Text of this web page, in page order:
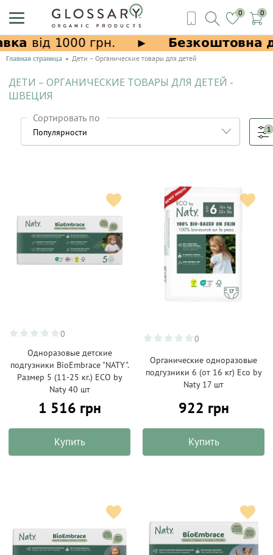
0 0
Главная страница Дети – Органические товары для детей
ДЕТИ – ОРГАНИЧЕСКИЕ ТОВАРЫ ДЛЯ ДЕТЕЙ -
ШВЕЦИЯ
Сортировать по
1
0
Одноразовые детские
подгузники BioEmbrace "NATY".
Размер 5 (11-25 кг.) ECO by
Naty 40 шт
1 516 грн
Купить
0
Органические одноразовые
подгузники 6 (от 16 кг) Eco by
Naty 17 шт
922 грн
Купить